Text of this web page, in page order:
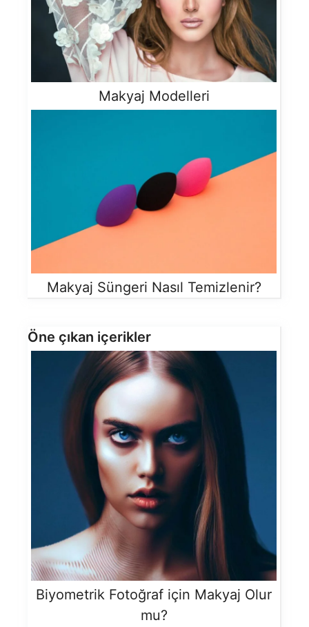
Makyaj Modelleri
Makyaj Süngeri Nasıl Temizlenir?
Öne çıkan içerikler
Biyometrik Fotoğraf için Makyaj Olur
mu?